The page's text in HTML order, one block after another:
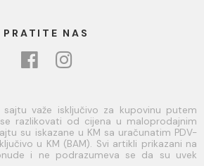
PRATITE NAS
sajtu važe isključivo za kupovinu putem
razlikovati od cijena u maloprodajnim
su iskazane u KM sa uračunatim PDV-
u KM (BAM). Svi artikli prikazani na
i ne podrazumeva se da su uvek